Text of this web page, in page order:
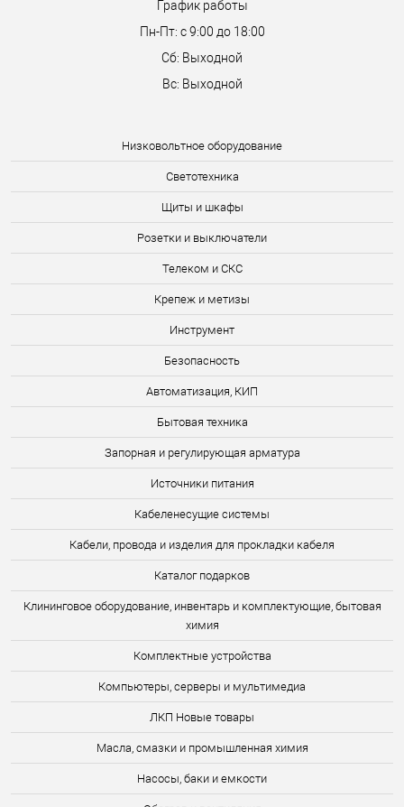
Низковольтное оборудование
Светотехника
Щиты и шкафы
Розетки и выключатели
Телеком и СКС
Крепеж и метизы
Инструмент
Безопасность
Автоматизация, КИП
Бытовая техника
Запорная и регулирующая арматура
Источники питания
Кабеленесущие системы
Кабели, провода и изделия для прокладки кабеля
Каталог подарков
Клининговое оборудование, инвентарь и комплектующие, бытовая
химия
Комплектные устройства
Компьютеры, серверы и мультимедиа
ЛКП Новые товары
Масла, смазки и промышленная химия
Насосы, баки и емкости
График работы
Пн-Пт: с 9:00 до 18:00
Сб: Выходной
Вс: Выходной